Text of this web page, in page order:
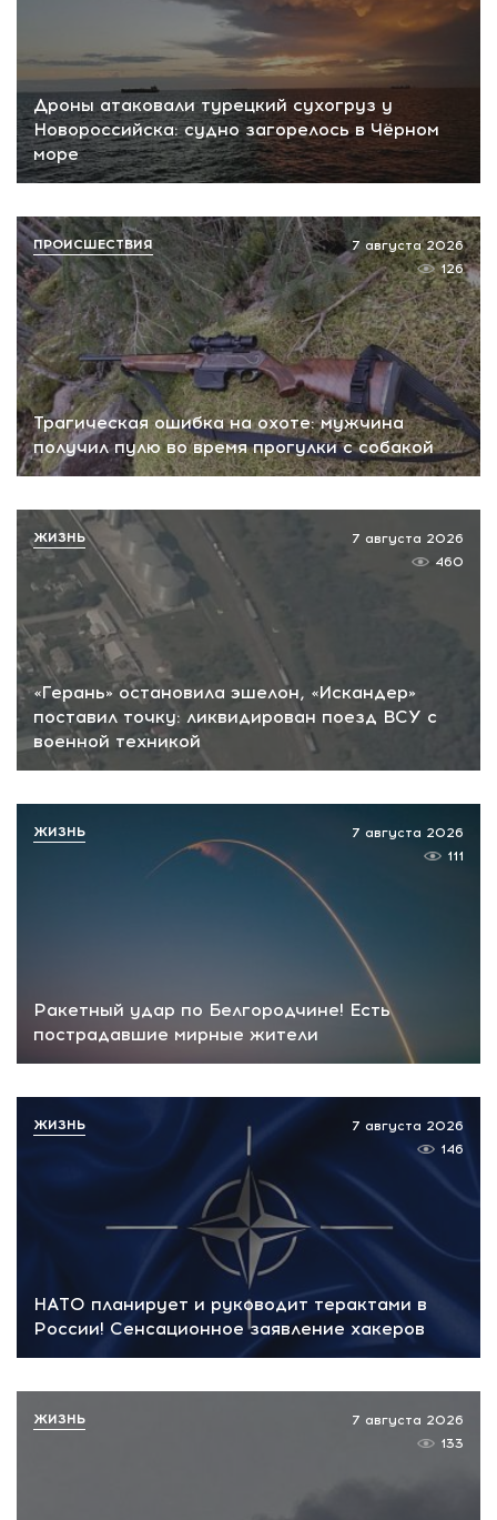
Дроны атаковали турецкий сухогруз у
Новороссийска: судно загорелось в Чёрном
море
Трагическая ошибка на охоте: мужчина
получил пулю во время прогулки с собакой
7 августа 2026
126
ПРОИСШЕСТВИЯ
«Герань» остановила эшелон, «Искандер»
поставил точку: ликвидирован поезд ВСУ с
военной техникой
7 августа 2026
460
ЖИЗНЬ
Ракетный удар по Белгородчине! Есть
пострадавшие мирные жители
7 августа 2026
111
ЖИЗНЬ
НАТО планирует и руководит терактами в
России! Сенсационное заявление хакеров
7 августа 2026
146
ЖИЗНЬ
7 августа 2026
133
ЖИЗНЬ